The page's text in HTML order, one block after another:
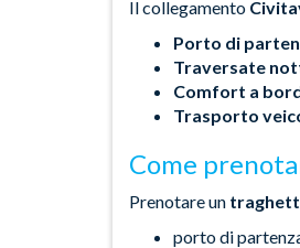
Il collegamento
Porto di
Traversate
Comfort a
Trasporto
Come
Prenotare un
porto di